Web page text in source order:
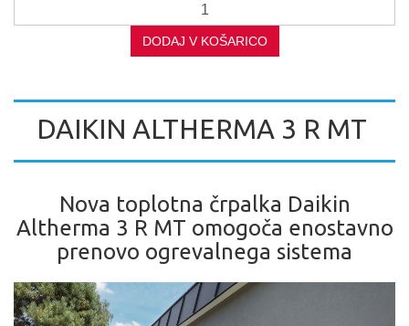
DODAJ V KOŠARICO
DAIKIN ALTHERMA 3 R MT
Nova toplotna črpalka Daikin
Altherma 3 R MT omogoča enostavno
prenovo ogrevalnega sistema